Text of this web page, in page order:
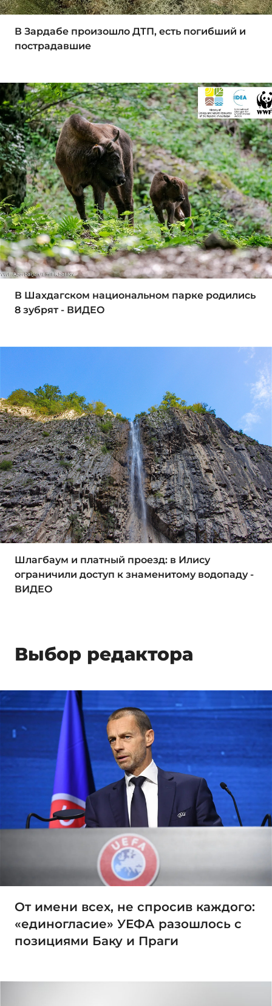
В Зардабе произошло ДТП, есть погибший и
пострадавшие
В Шахдагском национальном парке родились
8 зубрят - ВИДЕО
Шлагбаум и платный проезд: в Илису
ограничили доступ к знаменитому водопаду -
ВИДЕО
Выбор редактора
От имени всех, не спросив каждого:
«единогласие» УЕФА разошлось с
позициями Баку и Праги